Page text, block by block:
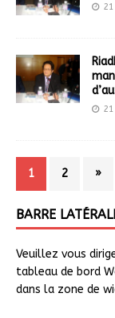
1 2 »
BARRE
Veuillez vous
tableau de bord
dans la zone de